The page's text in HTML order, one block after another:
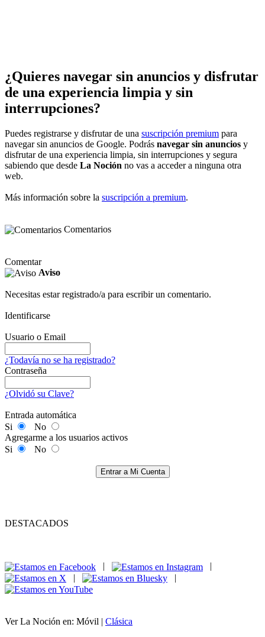
¿Quieres navegar sin anuncios y disfrutar
de una experiencia limpia y sin
interrupciones?
Puedes registrarse y disfrutar de una suscripción premium para
navegar sin anuncios de Google. Podrás navegar sin anuncios y
disfrutar de una experiencia limpia, sin interrupciones y segura
sabiendo que desde La Noción no vas a acceder a ninguna otra
web.
Más información sobre la suscripción a premium.
Comentarios
Comentar
Aviso
Necesitas estar registrado/a para escribir un comentario.
Identificarse
Usuario o Email
¿Todavía no se ha registrado?
Contraseña
¿Olvidó su Clave?
Entrada automática
Si
No
Agregarme a los usuarios activos
Si
No
Entrar a Mi Cuenta
DESTACADOS
|
|
|
|
Ver La Noción en: Móvil | Clásica